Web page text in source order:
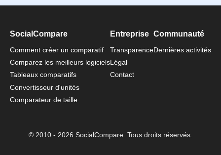
SocialCompare
Comment créer un comparatif
Comparez les meilleurs logiciels
Tableaux comparatifs
Convertisseur d'unités
Comparateur de taille
Entreprise
Transparence
Légal
Contact
Communauté
Dernières activités
© 2010 - 2026 SocialCompare. Tous droits réservés.